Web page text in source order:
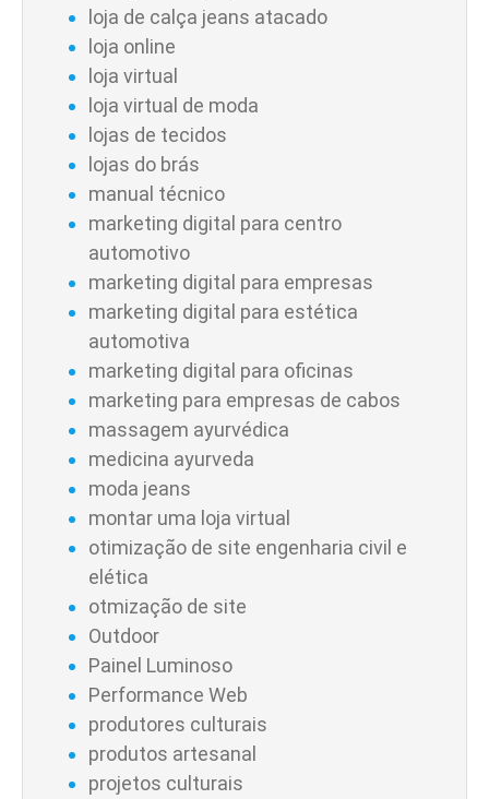
loja de calça jeans atacado
loja online
loja virtual
loja virtual de moda
lojas de tecidos
lojas do brás
manual técnico
marketing digital para centro
automotivo
marketing digital para empresas
marketing digital para estética
automotiva
marketing digital para oficinas
marketing para empresas de cabos
massagem ayurvédica
medicina ayurveda
moda jeans
montar uma loja virtual
otimização de site engenharia civil e
elética
otmização de site
Outdoor
Painel Luminoso
Performance Web
produtores culturais
produtos artesanal
projetos culturais